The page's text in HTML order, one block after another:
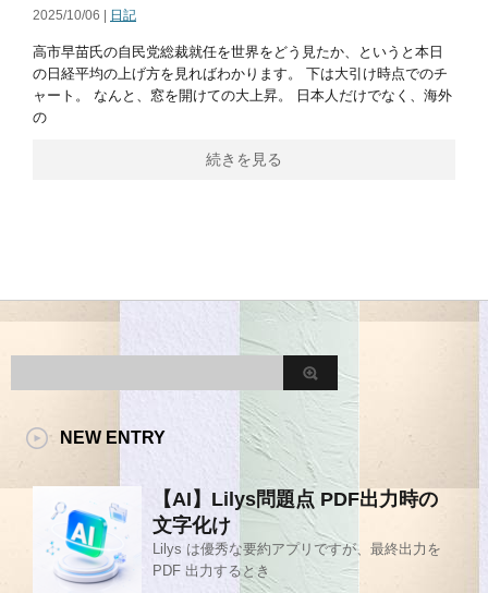
2025/10/06 | 日記
高市早苗氏の自民党総裁就任を世界をどう見たか、というと本日
の日経平均の上げ方を見ればわかります。 下は大引け時点でのチ
ャート。 なんと、窓を開けての大上昇。 日本人だけでなく、海外
の
続きを見る
NEW ENTRY
【AI】Lilys問題点 PDF出力時の
文字化け
Lilys は優秀な要約アプリですが、最終出力を
PDF 出力するとき